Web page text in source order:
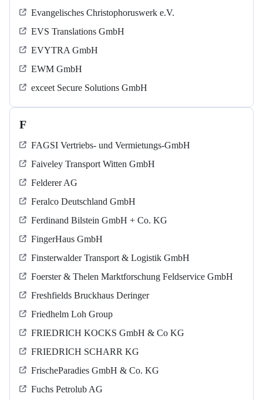
Evangelisches Christophoruswerk e.V.
EVS Translations GmbH
EVYTRA GmbH
EWM GmbH
exceet Secure Solutions GmbH
F
FAGSI Vertriebs- und Vermietungs-GmbH
Faiveley Transport Witten GmbH
Felderer AG
Feralco Deutschland GmbH
Ferdinand Bilstein GmbH + Co. KG
FingerHaus GmbH
Finsterwalder Transport & Logistik GmbH
Foerster & Thelen Marktforschung Feldservice GmbH
Freshfields Bruckhaus Deringer
Friedhelm Loh Group
FRIEDRICH KOCKS GmbH & Co KG
FRIEDRICH SCHARR KG
FrischeParadies GmbH & Co. KG
Fuchs Petrolub AG